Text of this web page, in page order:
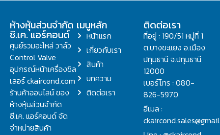
ห้างหุ้นส่วนจำกัด
ซี.เค. แอร์คอนด์
ศูนย์รวมอะไหล่ วาล์ว
Control Valve
อุปกรณ์หน้าเครื่องชิล
เลอร์ ckaircond.com
ร้านค้าออนไลน์ ของ
ห้างหุ้นส่วนจำกัด
ซี.เค. แอร์คอนด์ จัด
จำหน่ายสินค้า
เมนูหลัก
หน้าแรก
เกี่ยวกับเรา
สินค้า
บทความ
ติดต่อเรา
ติดต่อเรา
ที่อยู่ : 190/51 หมู่ที่ 1
ต.บางขะแยง อ.เมือง
ปทุมธานี จ.ปทุมธานี
12000
เบอร์โทร : 080-
826-5970
อีเมล :